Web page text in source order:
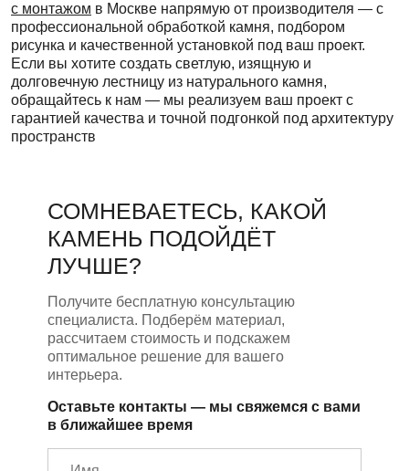
с монтажом в Москве напрямую от производителя — с
профессиональной обработкой камня, подбором
рисунка и качественной установкой под ваш проект.
Если вы хотите создать светлую, изящную и
долговечную лестницу из натурального камня,
обращайтесь к нам — мы реализуем ваш проект с
гарантией качества и точной подгонкой под архитектуру
пространств
СОМНЕВАЕТЕСЬ, КАКОЙ
КАМЕНЬ ПОДОЙДЁТ
ЛУЧШЕ?
Получите бесплатную консультацию
специалиста. Подберём материал,
рассчитаем стоимость и подскажем
оптимальное решение для вашего
интерьера.
Оставьте контакты — мы свяжемся с вами
в ближайшее время